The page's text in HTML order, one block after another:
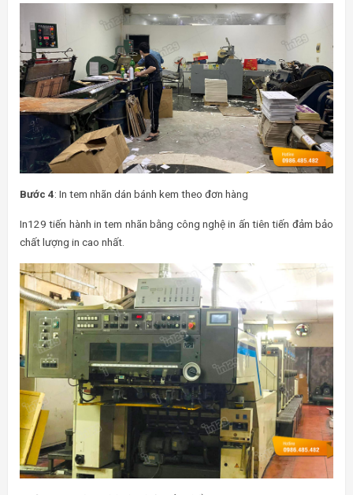
Bước 4: In tem nhãn dán bánh kem theo đơn hàng
In129 tiến hành in tem nhãn bằng công nghệ in ấn tiên tiến đảm bảo
chất lượng in cao nhất.